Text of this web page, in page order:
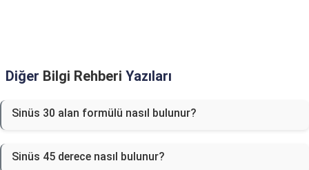
Diğer Bilgi Rehberi Yazıları
Sinüs 30 alan formülü nasıl bulunur?
Sinüs 45 derece nasıl bulunur?